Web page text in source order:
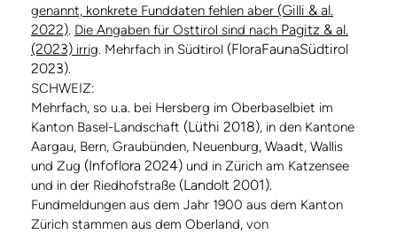
genannt, konkrete Funddaten fehlen aber (Gilli & al.
2022). Die Angaben für Osttirol sind nach Pagitz & al.
(2023) irrig. Mehrfach in Südtirol (FloraFaunaSüdtirol
2023).
SCHWEIZ:
Mehrfach, so u.a. bei Hersberg im Oberbaselbiet im
Kanton Basel-Landschaft (Lüthi 2018), in den Kantone
Aargau, Bern, Graubünden, Neuenburg, Waadt, Wallis
und Zug (Infoflora 2024) und in Zürich am Katzensee
und in der Riedhofstraße (Landolt 2001).
Fundmeldungen aus dem Jahr 1900 aus dem Kanton
Zürich stammen aus dem Oberland, von